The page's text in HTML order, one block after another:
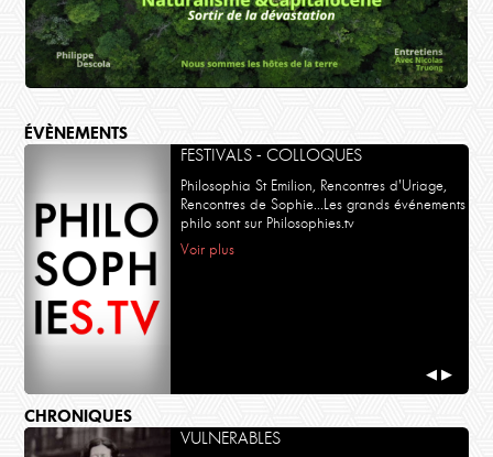
POLITIQUE
Philippe Descola, Nicolas Truong
Naturalisme et Capitalocène
ÉVÈNEMENTS
FESTIVALS - COLLOQUES
Philosophia St Emilion, Rencontres d'Uriage,
Rencontres de Sophie...Les grands événements
philo sont sur Philosophies.tv
Voir plus
◀ ▶
CHRONIQUES
VULNERABLES